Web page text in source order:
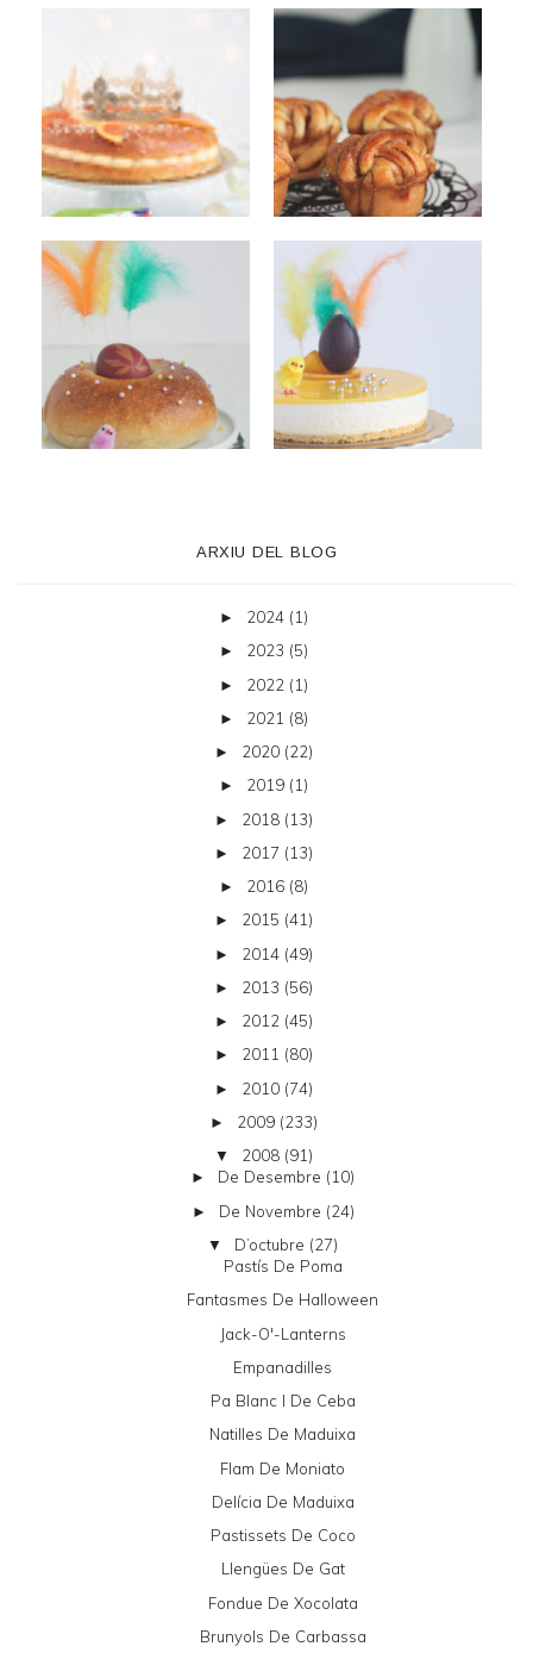
ARXIU DEL BLOG
► 2024 (1)
► 2023 (5)
► 2022 (1)
► 2021 (8)
► 2020 (22)
► 2019 (1)
► 2018 (13)
► 2017 (13)
► 2016 (8)
► 2015 (41)
► 2014 (49)
► 2013 (56)
► 2012 (45)
► 2011 (80)
► 2010 (74)
► 2009 (233)
▼ 2008 (91)
► De Desembre (10)
► De Novembre (24)
▼ D’octubre (27)
Pastís De Poma
Fantasmes De Halloween
Jack-O'-Lanterns
Empanadilles
Pa Blanc I De Ceba
Natilles De Maduixa
Flam De Moniato
Delícia De Maduixa
Pastissets De Coco
Llengües De Gat
Fondue De Xocolata
Brunyols De Carbassa